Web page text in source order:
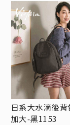
日系大水滴後
加大-黑1153